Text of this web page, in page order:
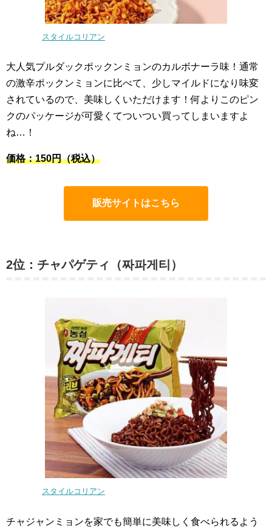
スタイルコリアン
大人気プルダックポックンミョンのカルボナーラ味！通常
の激辛ポックンミョンに比べて、少しマイルドになり味変
されているので、美味しくいただけます！何よりこのピン
クのパッケージが可愛くてついつい買ってしまいますよ
ね…！
価格：150円（税込）
販売サイトはこちら
2位：チャパゲティ（짜파게티）
スタイルコリアン
チャジャンミョンを家でも簡単に美味しく食べられるよう